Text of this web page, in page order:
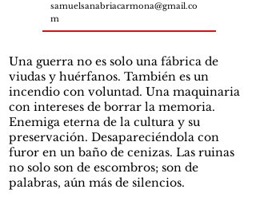
samuelsanabriacarmona@gmail.co
m
Una guerra no es solo una fábrica de
viudas y huérfanos. También es un
incendio con voluntad. Una maquinaria
con intereses de borrar la memoria.
Enemiga eterna de la cultura y su
preservación. Desapareciéndola con
furor en un baño de cenizas. Las ruinas
no solo son de escombros; son de
palabras, aún más de silencios.